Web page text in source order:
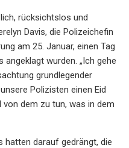
rücksichtslos und
Davis, die Polizeichefin
am 25. Januar, einen Tag
wurden. „Ich gehe
grundlegender
Polizisten einen Eid
dem zu tun, was in dem
hatten darauf gedrängt, die